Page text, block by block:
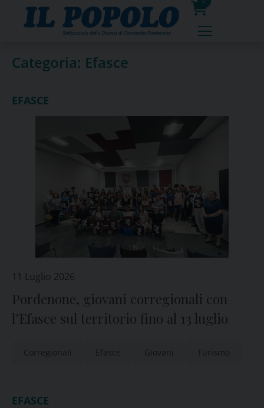
0
prodotti
Categoria: Efasce
EFASCE
11 Luglio 2026
Pordenone, giovani corregionali con
l’Efasce sul territorio fino al 13 luglio
Corregionali Efasce Giovani Turismo
EFASCE